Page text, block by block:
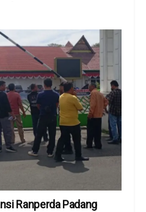
Ranperda Padang